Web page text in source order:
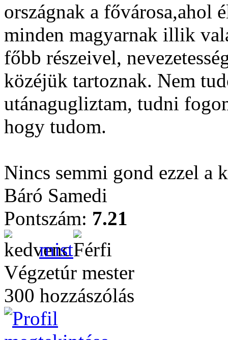
országnak a fővárosa,ahol
minden magyarnak illik
főbb részeivel,
közéjük tartoznak. Nem
utánagugliztam, tudni
hogy tudom.
Nincs semmi gond ezzel a
Báró Samedi
Pontszám: 7.21
mist
Végzetúr mester
300 hozzászólás